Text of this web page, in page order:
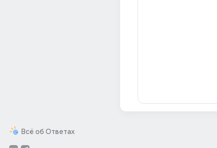
Всё об Ответах